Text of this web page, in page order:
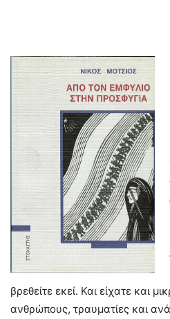
βρεθείτε εκεί. Και είχατε και
ανθρώπους, τραυματίες και